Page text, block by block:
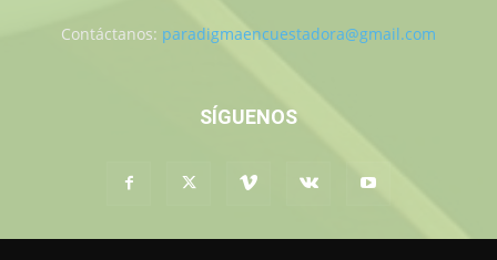
Contáctanos: paradigmaencuestadora@gmail.com
SÍGUENOS